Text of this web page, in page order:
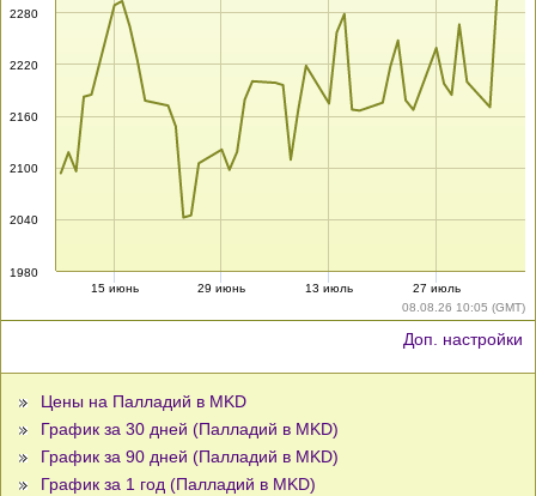
08.08.26 10:05 (GMT)
1980
2040
2100
2160
2220
2280
15 июнь 29 июнь 13 июль 27 июль
Доп. настройки
Цены на Палладий в MKD
График за 30 дней (Палладий в MKD)
График за 90 дней (Палладий в MKD)
График за 1 год (Палладий в MKD)